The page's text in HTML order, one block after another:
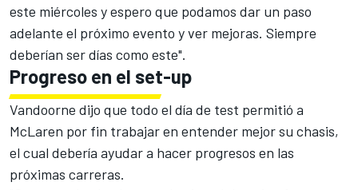
este miércoles y espero que podamos dar un paso
adelante el próximo evento y ver mejoras. Siempre
deberían ser días como este".
Progreso en el set-up
Vandoorne dijo que todo el día de test permitió a
McLaren por fin trabajaren entender mejor su chasis,
el cual debería ayudar a hacer progresos en las
próximas carreras.